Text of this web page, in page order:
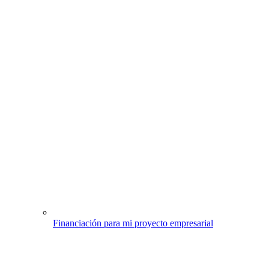
Financiación para mi proyecto empresarial